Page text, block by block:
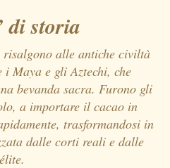
di storia
alle antiche civiltà
i Maya e gli Aztechi, che
bevanda sacra. Furono gli
a importare il cacao in
trasformandosi in
dalle corti reali e dalle
élite.